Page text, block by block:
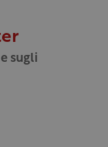
sugli